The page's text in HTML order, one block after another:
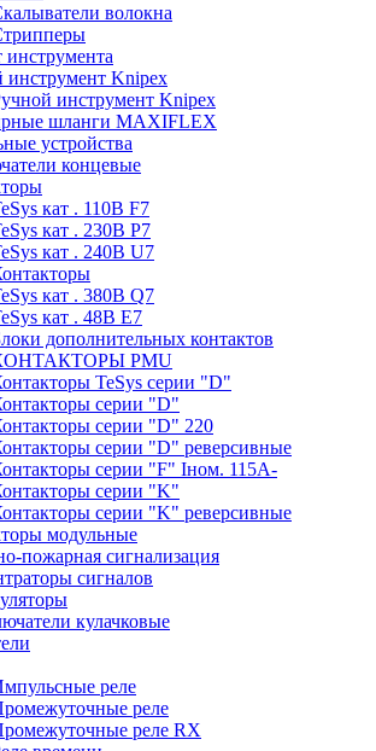
волокна
инструмента
инструмент Knipex
инструмент Knipex
шланги MAXIFLEX
устройства
концевые
кат . 110В F7
кат . 230В P7
кат . 240В U7
кат . 380В Q7
кат . 48В E7
дополнительных контактов
PMU
TeSys серии "D"
серии "D"
серии "D" 220
серии "D" реверсивные
серии "F" Iном. 115А-
серии "K"
серии "K" реверсивные
модульные
пожарная сигнализация
сигналов
кулачковые
реле
реле
реле RX